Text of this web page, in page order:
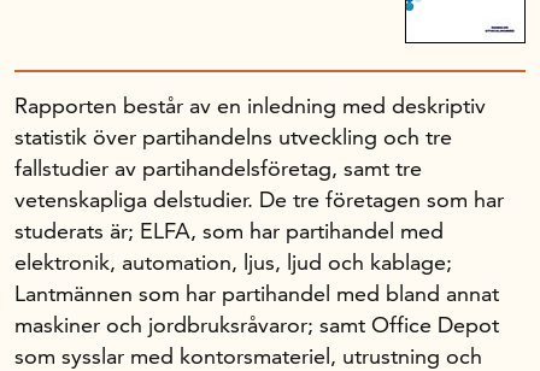
Handelsrådet Play
Om oss
Handelsfakta.se
In English
Rapporten består av en inledning med deskriptiv
statistik över partihandelns utveck­ling och tre
fallstudier av partihandelsföretag, samt tre
vetenskapliga delstudier. De tre före­tagen som har
studerats är; ELFA, som har partihandel med
elektronik, auto­mation, ljus, ljud och kablage;
Lantmännen som har partihandel med bland annat
maskiner och jordbruksråvaror; samt Office Depot
som sysslar med kontorsmateriel, utrustning och